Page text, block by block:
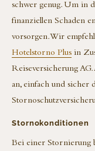
schwer genug. Um in
finanziellen Schaden
vorsorgen. Wir
Hotelstorno Plus in
Reiseversicherung
an, einfach und sicher
Stornokonditionen
Bei einer Stornierung